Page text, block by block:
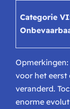
Categorie
voor het eerst
veranderd.
enorme